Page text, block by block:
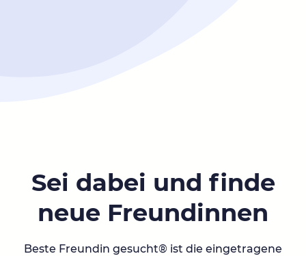
Sei dabei und finde
neue Freundinnen
Beste Freundin gesucht® ist die eingetragene